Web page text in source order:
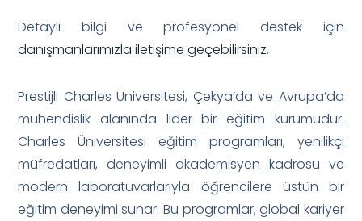
Detaylı bilgi ve profesyonel destek için
danışmanlarımızla iletişime geçebilirsiniz.
Prestijli Charles Üniversitesi, Çekya’da ve Avrupa’da
mühendislik alanında lider bir eğitim kurumudur.
Charles Üniversitesi eğitim programları, yenilikçi
müfredatları, deneyimli akademisyen kadrosu ve
modern laboratuvarlarıyla öğrencilere üstün bir
eğitim deneyimi sunar. Bu programlar, global kariyer